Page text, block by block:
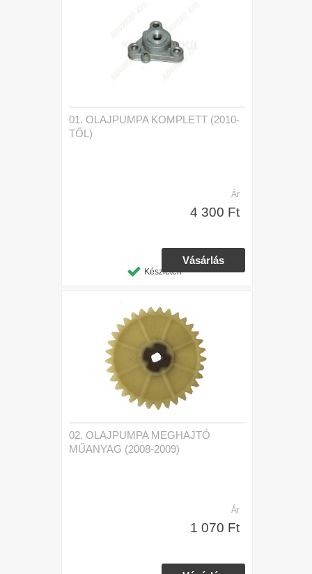
01. OLAJPUMPA KOMPLETT (2010-
TŐL)
Ár
4 300 Ft
Készleten
02. OLAJPUMPA MEGHAJTÓ
MŰANYAG (2008-2009)
Ár
1 070 Ft